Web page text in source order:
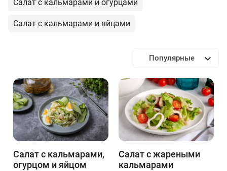
Салат с кальмарами и огурцами
Салат с кальмарами и яйцами
Популярные
Салат с кальмарами,
огурцом и яйцом
Салат с жареными
кальмарами